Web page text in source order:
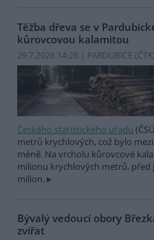
Těžba dřeva se v
kůrovcovou kalamitou
29.7.2026 14:28 | PARDUBICE (ČTK)
Českého statistického úřadu
metrů krychlových, což bylo
méně. Na vrcholu kůrovcové
milionu krychlových metrů,
milion.
Bývalý vedoucí obory
zvířat